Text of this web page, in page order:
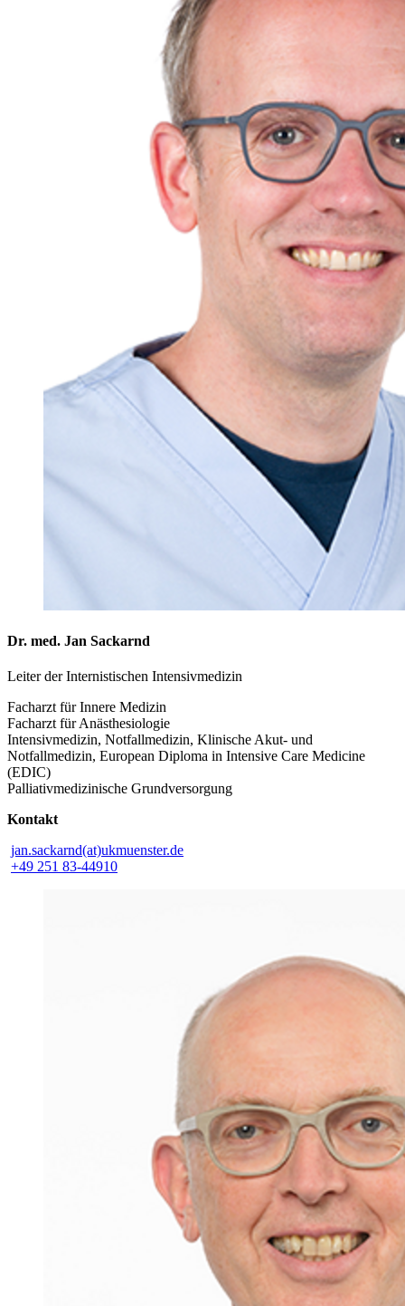
Dr. med. Jan Sackarnd
Leiter der Internistischen Intensivmedizin
Facharzt für Innere Medizin
Facharzt für Anästhesiologie
Intensivmedizin, Notfallmedizin, Klinische Akut- und
Notfallmedizin, European Diploma in Intensive Care Medicine
(EDIC)
Palliativmedizinische Grundversorgung
Kontakt
jan.sackarnd(at)ukmuenster.de
+49 251 83-44910